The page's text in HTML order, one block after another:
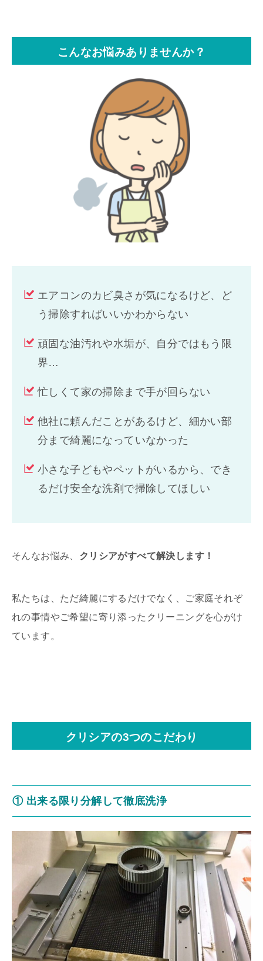
こんなお悩みありませんか？
エアコンのカビ臭さが気になるけど、ど
う掃除すればいいかわからない
頑固な油汚れや水垢が、自分ではもう限
界…
忙しくて家の掃除まで手が回らない
他社に頼んだことがあるけど、細かい部
分まで綺麗になっていなかった
小さな子どもやペットがいるから、でき
るだけ安全な洗剤で掃除してほしい
そんなお悩み、 クリシアがすべて解決します！
私たちは、ただ綺麗にするだけでなく、ご家庭それぞ
れの事情やご希望に寄り添ったクリーニングを心がけ
ています。
クリシアの3つのこだわり
① 出来る限り分解して徹底洗浄